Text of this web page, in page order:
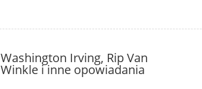
Washington Irving, Rip Van
Winkle i inne opowiadania